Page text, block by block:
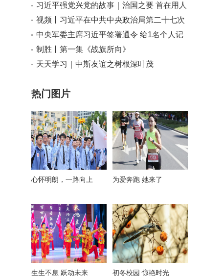
民军队之责”
习近平强党兴党的故事｜治国之要 首在用人
视频丨习近平在中共中央政治局第二十七次
集体学习时强调 强化政治引领 深化创新发
展 高质量推进国防和军队现代化
中央军委主席习近平签署通令 给1名个人记
功
制胜丨第一集《战旗所向》
天天学习｜中斯友谊之树根深叶茂
热门图片
心怀明朗，一路向上 为爱奔跑 她来了
生生不息 跃动未来 初冬校园 惊艳时光